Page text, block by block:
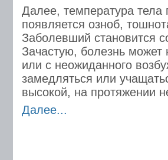
Далее, температура тела
появляется озноб,
Заболевший становится
Зачастую, болезнь может
или с неожиданного
замедляться или
высокой, на протяжении
Далее...